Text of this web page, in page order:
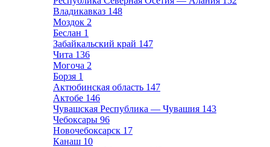
Владикавказ 148
Моздок 2
Беслан 1
Забайкальский край 147
Чита 136
Могоча 2
Борзя 1
Актюбинская область 147
Актобе 146
Чувашская Республика — Чувашия 143
Чебоксары 96
Новочебоксарск 17
Канаш 10